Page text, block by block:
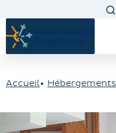
Accueil Hébergements